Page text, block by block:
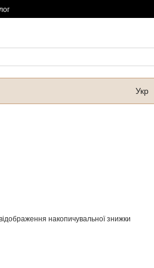
Укр
накопичувальної знижки